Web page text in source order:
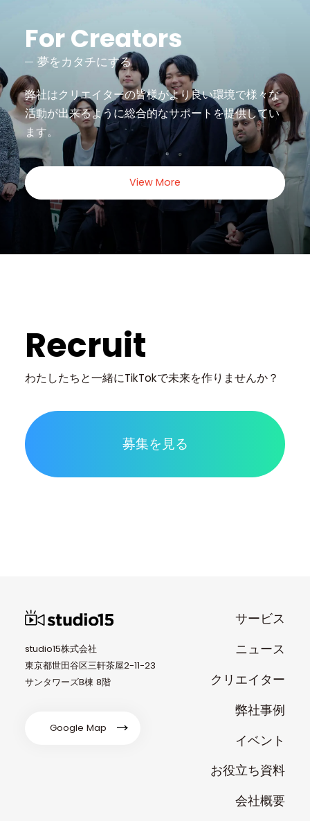
For Creators
夢をカタチにする
弊社はクリエイターの皆様がより良い環境で様々な
活動が出来るように総合的なサポートを提供してい
ます。
View More
Recruit
わたしたちと一緒にTikTokで未来を作りませんか？
募集を見る
studio15株式会社
東京都世田谷区三軒茶屋2-11-23
サンタワーズB棟 8階
Google Map
サービス
ニュース
クリエイター
弊社事例
イベント
お役立ち資料
会社概要